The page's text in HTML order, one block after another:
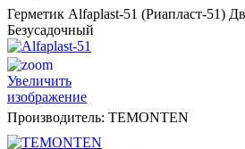
Герметик Alfaplast-51 (Риапласт-51)
Безусадочный
Увеличить
изображение
Производитель: TEMONTEN